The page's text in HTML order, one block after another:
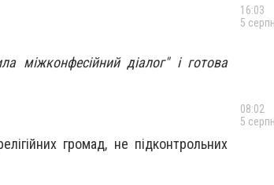
міжконфесійний діалог" і готова
громад, не підконтрольних
16:03
5
08:02
5